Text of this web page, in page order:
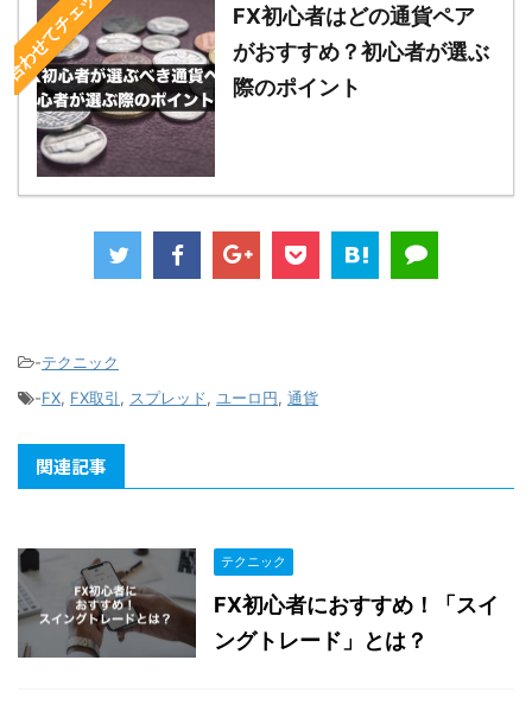
FX初心者はどの通貨ペア
がおすすめ？初心者が選ぶ
際のポイント
-テクニック
-FX, FX取引, スプレッド, ユーロ円, 通貨
関連記事
テクニック
FX初心者におすすめ！「スイ
ングトレード」とは？